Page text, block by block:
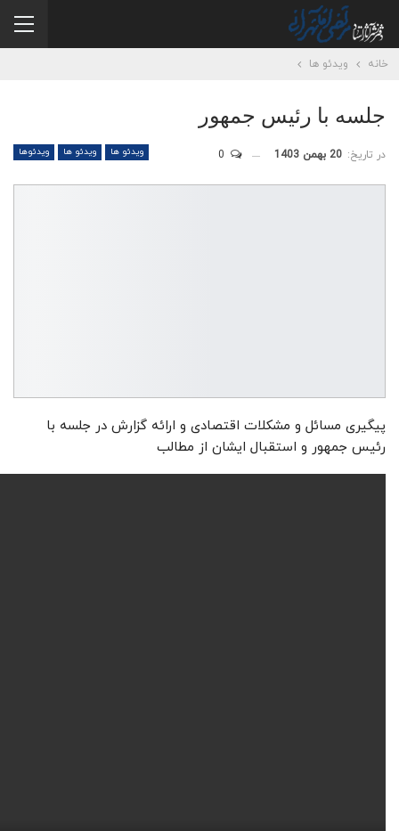
خانه ویدئو ها
جلسه با رئیس جمهور
ویدئو ها ویدئو ها ویدئوها در تاریخ: 20 بهمن 1403
پیگیری مسائل و مشکلات اقتصادی و ارائه گزارش در جلسه با
رئیس جمهور و استقبال ایشان از مطالب